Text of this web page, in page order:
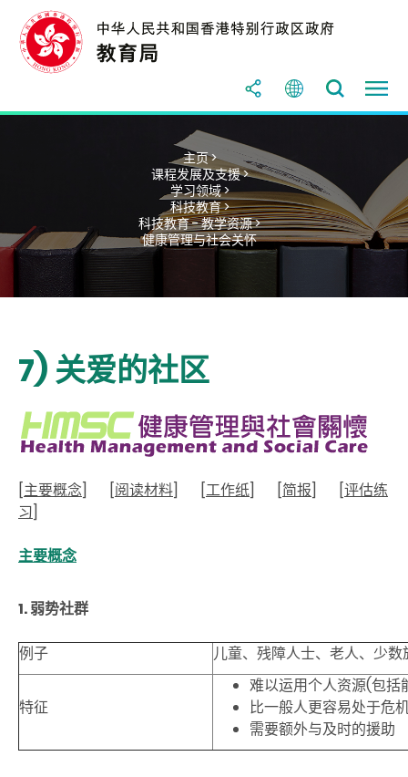
主页 >
课程发展及支援 >
学习领域 >
科技教育 >
科技教育 - 教学资源 >
健康管理与社会关怀
7) 关爱的社区
[主要概念] [阅读材料] [工作纸] [简报] [评估练
习]
主要概念
1. 弱势社群
例子 儿童、残障人士、老人、少
特征
难以运用个人资源(包括
比一般人更容易处于危
需要额外与及时的援助